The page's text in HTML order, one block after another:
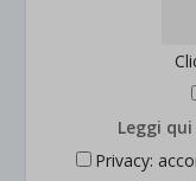
Leggi
Privacy: